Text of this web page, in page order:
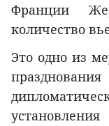
Франции
количество
Это одно из